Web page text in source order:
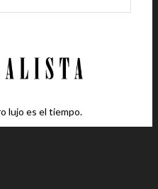
lujo es el tiempo.